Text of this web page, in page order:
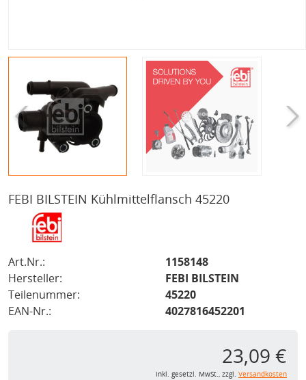
FEBI BILSTEIN Kühlmittelflansch 45220
Art.Nr.:
1158148
Hersteller:
FEBI BILSTEIN
Teilenummer:
45220
EAN-Nr.:
4027816452201
23,09 €
inkl. gesetzl. MwSt., zzgl. Versandkosten